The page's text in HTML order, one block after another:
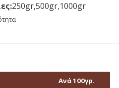
250gr,500gr,1000gr
Ανά 100γρ.